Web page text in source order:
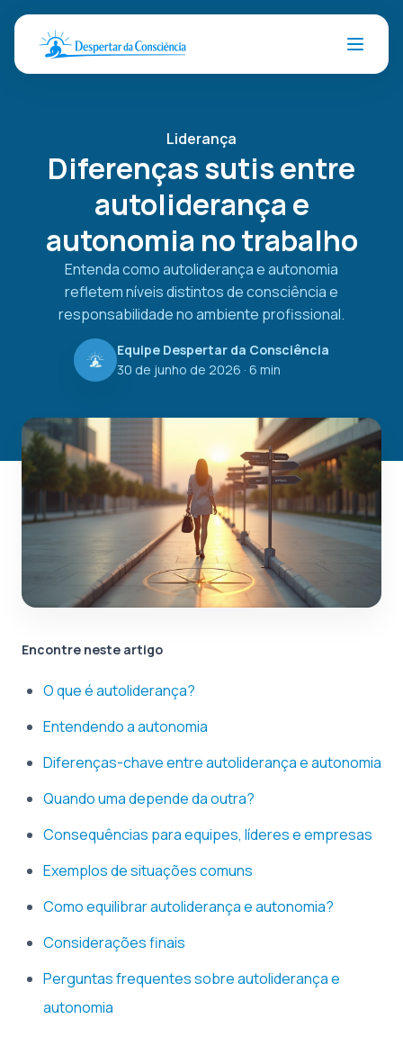
Liderança
Diferenças sutis entre
autoliderança e
autonomia no trabalho
Entenda como autoliderança e autonomia
refletem níveis distintos de consciência e
responsabilidade no ambiente profissional.
Equipe Despertar da Consciência
30 de junho de 2026 · 6 min
Encontre neste artigo
O que é autoliderança?
Entendendo a autonomia
Diferenças-chave entre autoliderança e autonomia
Quando uma depende da outra?
Consequências para equipes, líderes e empresas
Exemplos de situações comuns
Como equilibrar autoliderança e autonomia?
Considerações finais
Perguntas frequentes sobre autoliderança e
autonomia